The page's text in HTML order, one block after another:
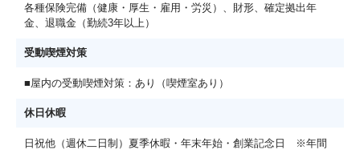
各種保険完備（健康・厚生・雇用・労災）、財形、確定拠出年
金、退職金（勤続3年以上）
受動喫煙対策
■屋内の受動喫煙対策：あり（喫煙室あり）
休日休暇
日祝他（週休二日制）夏季休暇・年末年始・創業記念日 ※年間